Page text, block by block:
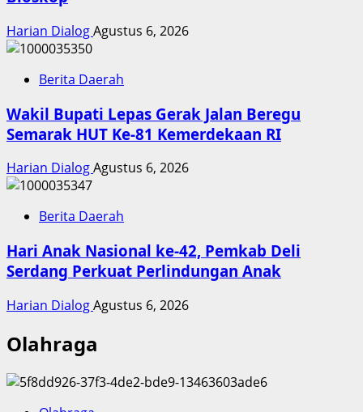
Harian DialogAgustus 6, 2026
Berita Daerah
Wakil Bupati Lepas Gerak Jalan Beregu
Semarak HUT Ke-81 Kemerdekaan RI
Harian DialogAgustus 6, 2026
Berita Daerah
Hari Anak Nasional ke-42, Pemkab Deli
Serdang Perkuat Perlindungan Anak
Harian DialogAgustus 6, 2026
Olahraga